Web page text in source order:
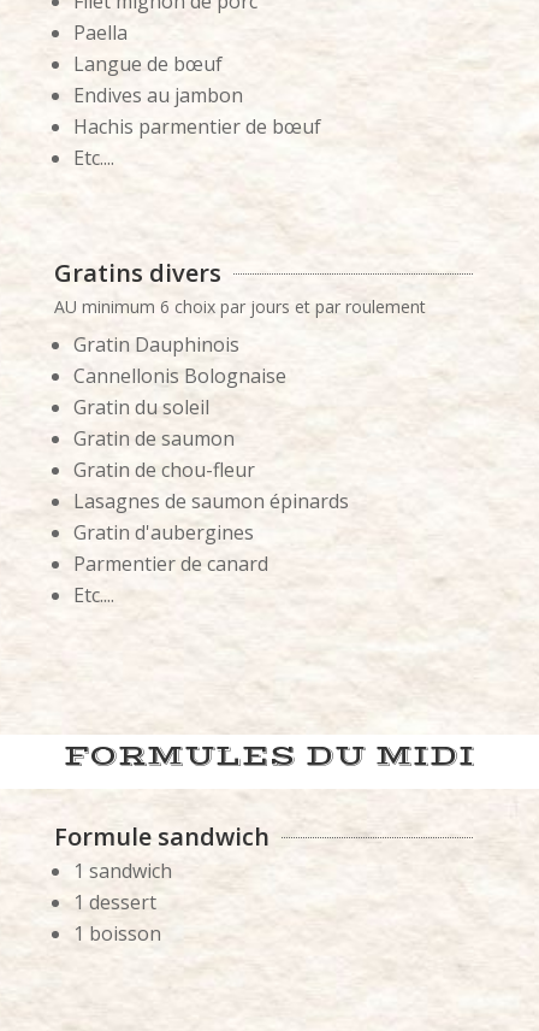
Paella
Langue de bœuf
Endives au jambon
Hachis parmentier de bœuf
Etc....
Gratins divers
AU minimum 6 choix par jours et par roulement
Gratin Dauphinois
Cannellonis Bolognaise
Gratin du soleil
Gratin de saumon
Gratin de chou-fleur
Lasagnes de saumon épinards
Gratin d'aubergines
Parmentier de canard
Etc....
FORMULES DU MIDI
Formule sandwich
1 sandwich
1 dessert
1 boisson